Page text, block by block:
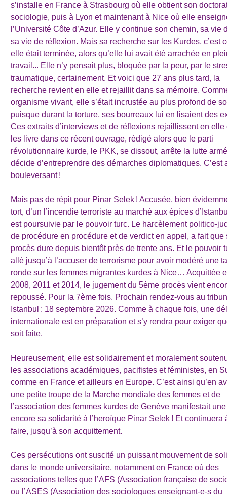
s’installe en France à Strasbourg où elle obtient son
sociologie, puis à Lyon et maintenant à Nice où elle
l’Université Côte d’Azur. Elle y continue son chemin, sa vie
sa vie de réflexion. Mais sa recherche sur les Kurdes, c’est
elle était terminée, alors qu’elle lui avait été arrachée en
travail... Elle n’y pensait plus, bloquée par la peur, par le
traumatique, certainement. Et voici que 27 ans plus tard, la
recherche revient en elle et rejaillit dans sa mémoire.
organisme vivant, elle s’était incrustée au plus profond de
puisque durant la torture, ses bourreaux lui en lisaient des
Ces extraits d’interviews et de réflexions rejaillissent en elle
les livre dans ce récent ouvrage, rédigé alors que le parti
révolutionnaire kurde, le PKK, se dissout, arrête la lutte
décide d’entreprendre des démarches diplomatiques. C’est
bouleversant !
Mais pas de répit pour Pinar Selek ! Accusée, bien
tort, d’un l’incendie terroriste au marché aux épices
est poursuivie par le pouvoir turc. Le harcèlement politico-
de procédure en procédure et de verdict en appel, a fait que
procès dure depuis bientôt près de trente ans. Et le pouvoir
allé jusqu’à l’accuser de terrorisme pour avoir modéré une
ronde sur les femmes migrantes kurdes à Nice… Acquittée
2008, 2011 et 2014, le jugement du 5ème procès vient
repoussé. Pour la 7ème fois. Prochain rendez-vous au
Istanbul : 18 septembre 2026. Comme à chaque fois, une
internationale est en préparation et s’y rendra pour exiger
soit faite.
Heureusement, elle est solidairement et moralement
les associations académiques, pacifistes et féministes, en
comme en France et ailleurs en Europe. C’est ainsi qu’en
une petite troupe de la Marche mondiale des femmes et de
l’association des femmes kurdes de Genève manifestait
encore sa solidarité à l’heroïque Pinar Selek ! Et continuera
faire, jusqu’à son acquittement.
Ces persécutions ont suscité un puissant mouvement de
dans le monde universitaire, notamment en France où des
associations telles que l’AFS (Association française de
ou l’ASES (Association des sociologues enseignant-e-s du